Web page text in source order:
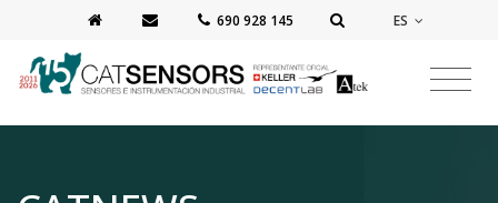
‭690 928 145‬ ES